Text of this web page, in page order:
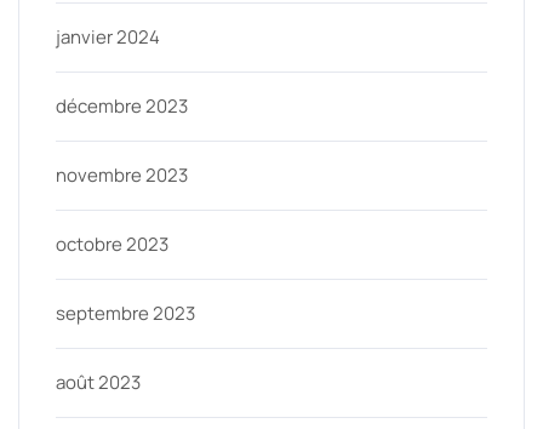
janvier 2024
décembre 2023
novembre 2023
octobre 2023
septembre 2023
août 2023